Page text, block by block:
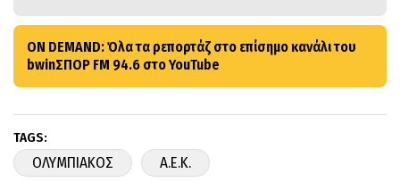
ON DEMAND: Όλα τα ρεπορτάζ στο επίσημο κανάλι του
bwinΣΠΟΡ FM 94.6 στο YouTube
TAGS:
ΟΛΥΜΠΙΑΚΟΣ A.E.K.